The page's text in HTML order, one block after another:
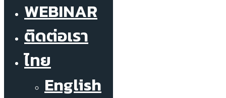
WEBINAR
ติดต่อเรา
ไทย
English